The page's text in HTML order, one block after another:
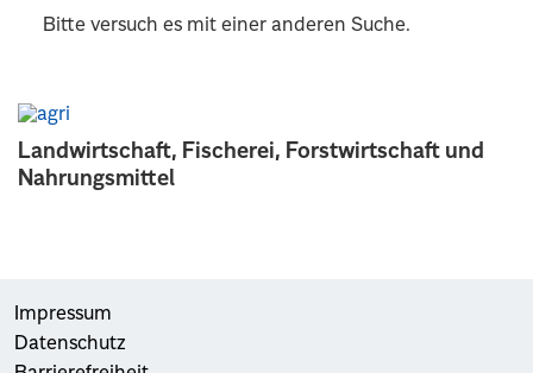
Landwirtschaft, Fischerei, Forstwirtschaft und
Nahrungsmittel
Bitte versuch es mit einer anderen Suche.
Impressum
Datenschutz